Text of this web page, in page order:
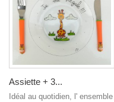
Assiette + 3...
Idéal au quotidien, l' ensemble